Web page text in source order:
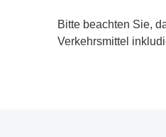
Bitte beachten Sie,
Verkehrsmittel